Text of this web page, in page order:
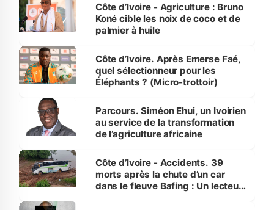
Côte d’Ivoire - Agriculture : Bruno
Koné cible les noix de coco et de
palmier à huile
Côte d’Ivoire. Après Emerse Faé,
quel sélectionneur pour les
Éléphants ? (Micro-trottoir)
Parcours. Siméon Ehui, un Ivoirien
au service de la transformation
de l’agriculture africaine
Côte d’Ivoire - Accidents. 39
morts après la chute d’un car
dans le fleuve Bafing : Un lecteur